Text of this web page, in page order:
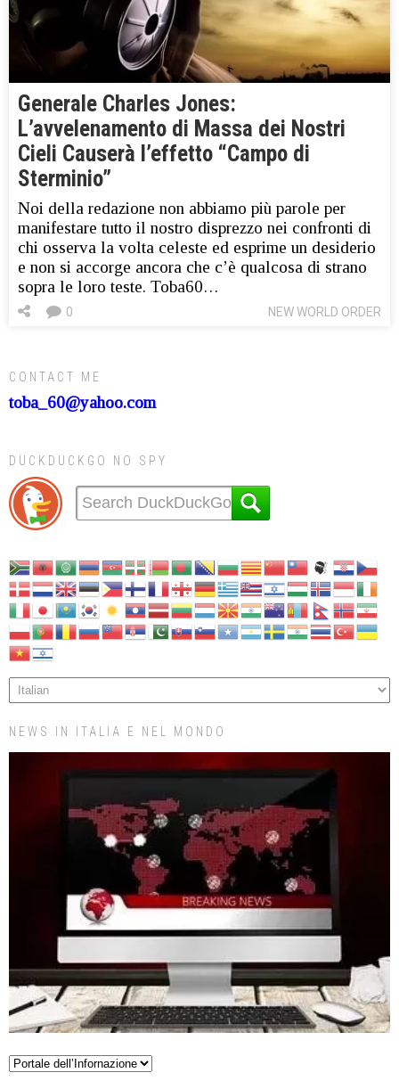
Generale Charles Jones:
L’avvelenamento di Massa dei Nostri
Cieli Causerà l’effetto “Campo di
Sterminio”
Noi della redazione non abbiamo più parole per
manifestare tutto il nostro disprezzo nei confronti di
chi osserva la volta celeste ed esprime un desiderio
e non si accorge ancora che c’è qualcosa di strano
sopra le loro teste. Toba60…
NEW WORLD ORDER
0
CONTACT ME
toba_60@yahoo.com
DUCKDUCKGO NO SPY
NEWS IN ITALIA E NEL MONDO